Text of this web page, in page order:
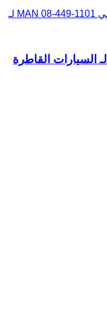
مصباح أمامي MAN 08-449-1101 لـ
مصباح أمامي MAN 08-449-1101 لـ السيارات القاطرة